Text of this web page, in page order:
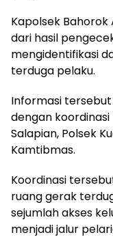
Kapolsek Bahorok
dari hasil
mengidentifikasi
terduga pelaku.
Informasi
dengan
Salapian, Polsek
Kamtibmas.
Koordinasi
ruang gerak
sejumlah akses
menjadi jalur